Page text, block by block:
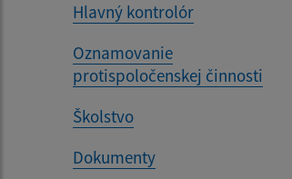
Hlavný kontrolór
Oznamovanie
protispoločenskej činnosti
Školstvo
Dokumenty